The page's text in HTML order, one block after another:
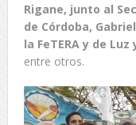
Rigane, junto al
de Córdoba,
la FeTERA y de
entre otros.